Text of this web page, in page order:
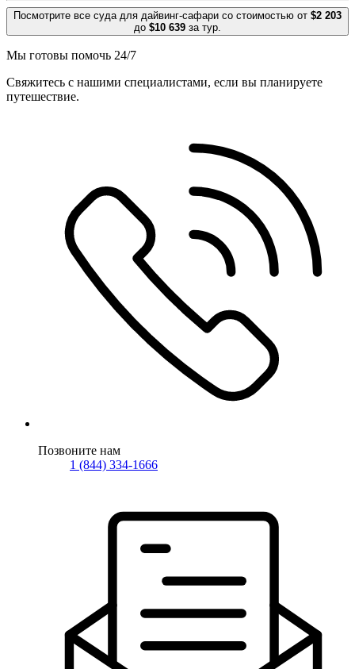
Посмотрите все суда для дайвинг-сафари со стоимостью от $2 203
до $10 639 за тур.
Мы готовы помочь 24/7
Свяжитесь с нашими специалистами, если вы планируете
путешествие.
Позвоните нам
1 (844) 334-1666